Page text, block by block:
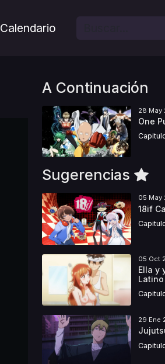
Calendario
A Continuación
28 May
One
Sugerencias
05 May
18if
05 Oct
Ella y
Latino
29 Ene